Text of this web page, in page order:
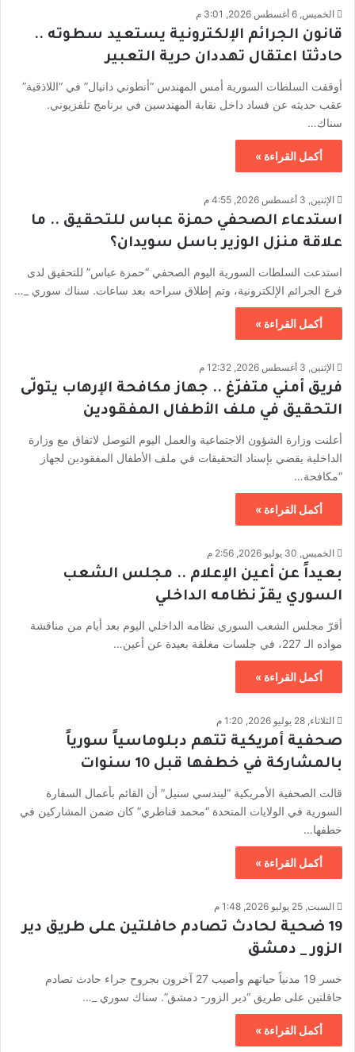
الخميس, 6 أغسطس 2026, 3:01 م
قانون الجرائم الإلكترونية يستعيد سطوته ..
حادثتا اعتقال تهددان حرية التعبير
أوقفت السلطات السورية أمس المهندس “أنطوني دانيال” في “اللاذقية”
عقب حديثه عن فساد داخل نقابة المهندسين في برنامج تلفزيوني.
سناك…
أكمل القراءة »
الإثنين, 3 أغسطس 2026, 4:55 م
استدعاء الصحفي حمزة عباس للتحقيق .. ما
علاقة منزل الوزير باسل سويدان؟
استدعت السلطات السورية اليوم الصحفي “حمزة عباس” للتحقيق لدى
فرع الجرائم الإلكترونية، وتم إطلاق سراحه بعد ساعات. سناك سوري _…
أكمل القراءة »
الإثنين, 3 أغسطس 2026, 12:32 م
فريق أمني متفرّغ .. جهاز مكافحة الإرهاب يتولّى
التحقيق في ملف الأطفال المفقودين
أعلنت وزارة الشؤون الاجتماعية والعمل اليوم التوصل لاتفاق مع وزارة
الداخلية يقضي بإسناد التحقيقات في ملف الأطفال المفقودين لجهاز
“مكافحة…
أكمل القراءة »
الخميس, 30 يوليو 2026, 2:56 م
بعيداً عن أعين الإعلام .. مجلس الشعب
السوري يقرّ نظامه الداخلي
أقرّ مجلس الشعب السوري نظامه الداخلي اليوم بعد أيام من مناقشة
مواده الـ 227، في جلسات مغلقة بعيدة عن أعين…
أكمل القراءة »
الثلاثاء, 28 يوليو 2026, 1:20 م
صحفية أمريكية تتهم دبلوماسياً سورياً
بالمشاركة في خطفها قبل 10 سنوات
قالت الصحفية الأمريكية “ليندسي سنيل” أن القائم بأعمال السفارة
السورية في الولايات المتحدة “محمد قناطري” كان ضمن المشاركين في
خطفها…
أكمل القراءة »
السبت, 25 يوليو 2026, 1:48 م
19 ضحية لحادث تصادم حافلتين على طريق دير
الزور _ دمشق
خسر 19 مدنياً حياتهم وأصيب 27 آخرون بجروح جراء حادث تصادم
حافلتين على طريق “دير الزور- دمشق”. سناك سوري _…
أكمل القراءة »